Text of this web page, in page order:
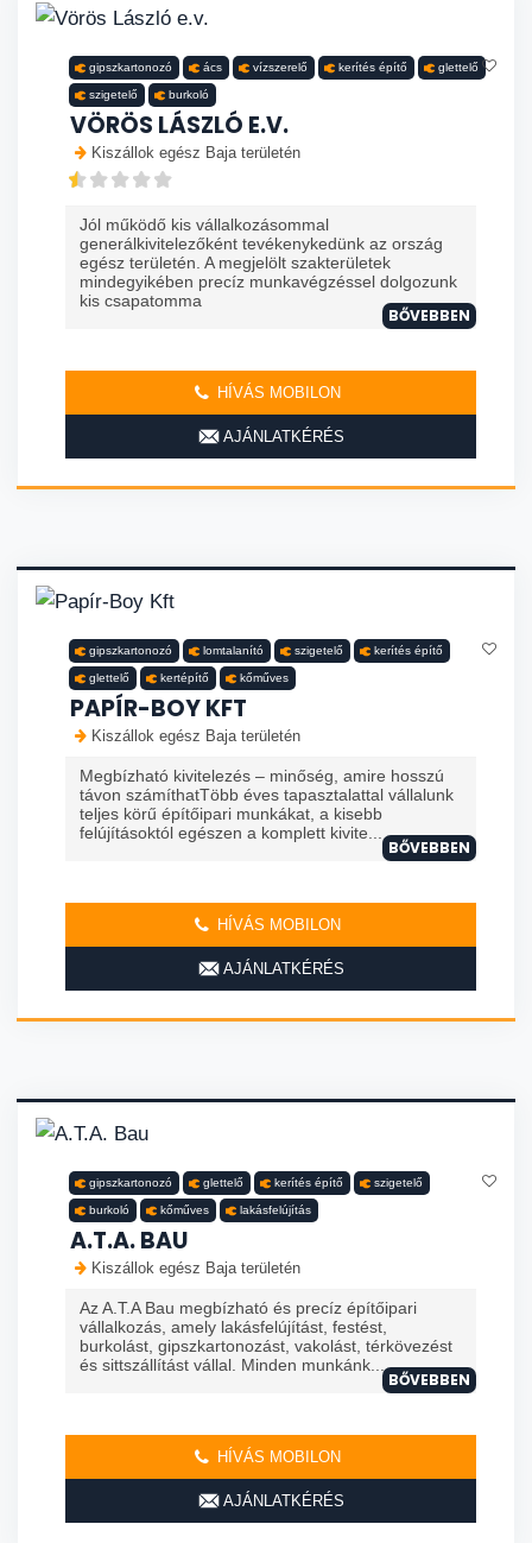
gipszkartonozó ács vízszerelő kerítés építő glettelő
szigetelő burkoló
VÖRÖS LÁSZLÓ E.V.
Kiszállok egész Baja területén
Jól működő kis vállalkozásommal
generálkivitelezőként tevékenykedünk az ország
egész területén. A megjelölt szakterületek
mindegyikében precíz munkavégzéssel dolgozunk
kis csapatomma
BŐVEBBEN
HÍVÁS MOBILON
AJÁNLATKÉRÉS
gipszkartonozó lomtalanító szigetelő kerítés építő
glettelő kertépítő kőműves
PAPÍR-BOY KFT
Kiszállok egész Baja területén
Megbízható kivitelezés – minőség, amire hosszú
távon számíthatTöbb éves tapasztalattal vállalunk
teljes körű építőipari munkákat, a kisebb
felújításoktól egészen a komplett kivite...
BŐVEBBEN
HÍVÁS MOBILON
AJÁNLATKÉRÉS
gipszkartonozó glettelő kerítés építő szigetelő
burkoló kőműves lakásfelújítás
A.T.A. BAU
Kiszállok egész Baja területén
Az A.T.A Bau megbízható és precíz építőipari
vállalkozás, amely lakásfelújítást, festést,
burkolást, gipszkartonozást, vakolást, térkövezést
és sittszállítást vállal. Minden munkánk...
BŐVEBBEN
HÍVÁS MOBILON
AJÁNLATKÉRÉS